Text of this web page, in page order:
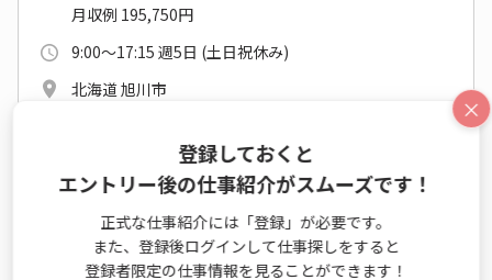
月収例 195,750円
9:00～17:15 週5日 (土日祝休み)
北海道 旭川市
2026年09月上旬～長期
未経験OK 大手・有名 事務はじめてOK
仕事詳細 エントリー
×
登録しておくと
エントリー後の仕事紹介がスムーズです！
正式な仕事紹介には「登録」が必要です。
また、登録後ログインして仕事探しをすると
登録者限定の仕事情報を見ることができます！